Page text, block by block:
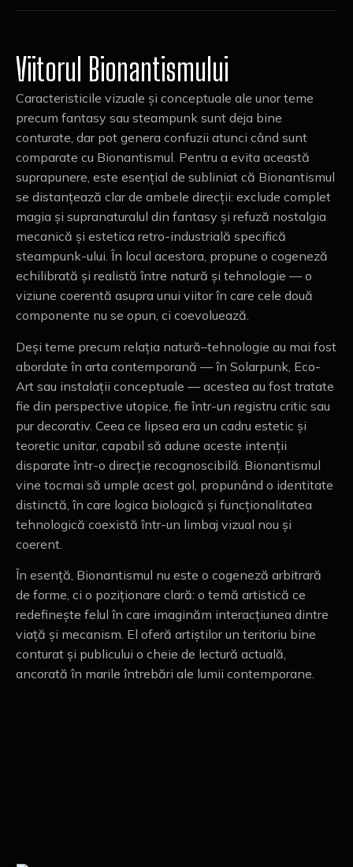
Viitorul Bionantismului
Caracteristicile vizuale și conceptuale ale unor teme
precum fantasy sau steampunk sunt deja bine
conturate, dar pot genera confuzii atunci când sunt
comparate cu Bionantismul. Pentru a evita această
suprapunere, este esențial de subliniat că Bionantismul
se distanțează clar de ambele direcții: exclude complet
magia și supranaturalul din fantasy și refuză nostalgia
mecanică și estetica retro-industrială specifică
steampunk-ului. În locul acestora, propune o cogeneză
echilibrată și realistă între natură și tehnologie — o
viziune coerentă asupra unui viitor în care cele două
componente nu se opun, ci coevoluează.
Deși teme precum relația natură–tehnologie au mai fost
abordate în arta contemporană — în Solarpunk, Eco-
Art sau instalații conceptuale — acestea au fost tratate
fie din perspective utopice, fie într-un registru critic sau
pur decorativ. Ceea ce lipsea era un cadru estetic și
teoretic unitar, capabil să adune aceste intenții
disparate într-o direcție recognoscibilă. Bionantismul
vine tocmai să umple acest gol, propunând o identitate
distinctă, în care logica biologică și funcționalitatea
tehnologică coexistă într-un limbaj vizual nou și
coerent.
În esență, Bionantismul nu este o cogeneză arbitrară
de forme, ci o poziționare clară: o temă artistică ce
redefinește felul în care imaginăm interacțiunea dintre
viață și mecanism. El oferă artiștilor un teritoriu bine
conturat și publicului o cheie de lectură actuală,
ancorată în marile întrebări ale lumii contemporane.